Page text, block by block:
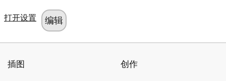
打开设置
插图 创作